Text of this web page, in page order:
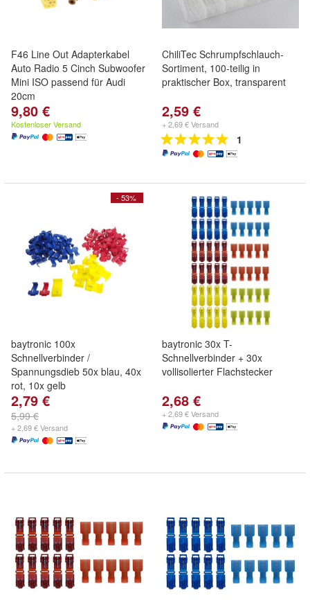
F46 Line Out Adapterkabel
Auto Radio 5 Cinch Subwoofer
Mini ISO passend für Audi
20cm
9,80 €
Kostenloser Versand
ChiliTec Schrumpfschlauch-
Sortiment, 100-teilig in
praktischer Box, transparent
2,59 €
+ 2,69 € Versand
1
- 53%
baytronic 100x
Schnellverbinder /
Spannungsdieb 50x blau, 40x
rot, 10x gelb
2,79 €
5,99 €
+ 2,69 € Versand
baytronic 30x T-
Schnellverbinder + 30x
vollisolierter Flachstecker
2,68 €
+ 2,69 € Versand